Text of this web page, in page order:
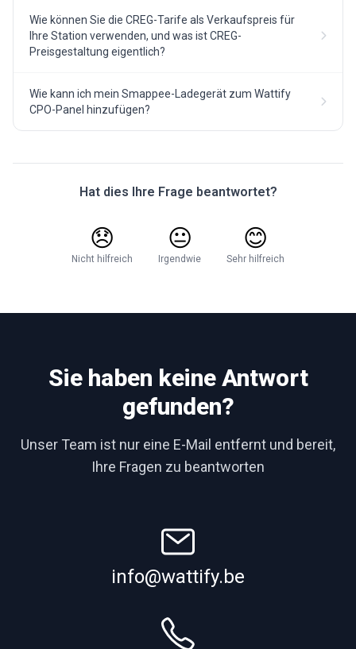
Wie können Sie die CREG-Tarife als Verkaufspreis für
Ihre Station verwenden, und was ist CREG-
Preisgestaltung eigentlich?
Wie kann ich mein Smappee-Ladegerät zum Wattify
CPO-Panel hinzufügen?
Hat dies Ihre Frage beantwortet?
😞
Nicht hilfreich
😐
Irgendwie
😊
Sehr hilfreich
Sie haben keine Antwort
gefunden?
Unser Team ist nur eine E-Mail entfernt und bereit,
Ihre Fragen zu beantworten
info@wattify.be